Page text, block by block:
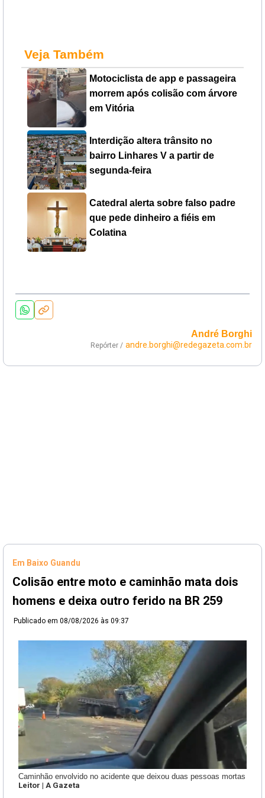
Veja Também
Motociclista de app e passageira
morrem após colisão com árvore
em Vitória
Interdição altera trânsito no
bairro Linhares V a partir de
segunda-feira
Catedral alerta sobre falso padre
que pede dinheiro a fiéis em
Colatina
André Borghi
Repórter / andre.borghi@redegazeta.com.br
Em Baixo Guandu
Colisão entre moto e caminhão mata dois
homens e deixa outro ferido na BR 259
Publicado em 08/08/2026 às 09:37
Caminhão envolvido no acidente que deixou duas pessoas mortas
Leitor | A Gazeta